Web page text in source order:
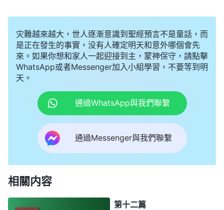
灾難越來越大，世人逐漸意識到聖經預言不是童話，而
是正在發生的事實，没有人確定明天和意外哪個會先
來。如果你想和家人一起迎接到主，蒙神保守，請點擊
WhatsApp或者Messenger加入小組學習，不要等到明
天。
通過WhatsApp與我們聯繫
通過Messenger與我們聯繫
相關内容
第十二篇